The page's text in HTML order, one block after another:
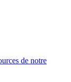
de notre